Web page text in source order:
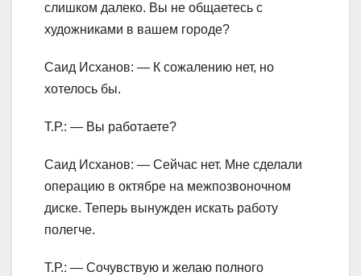
слишком далеко. Вы не общаетесь с
художниками в вашем городе?
Саид Исханов: — К сожалению нет, но
хотелось бы.
Т.Р.: — Вы работаете?
Саид Исханов: — Сейчас нет. Мне сделали
операцию в октябре на межпозвоночном
диске. Теперь вынужден искать работу
полегче.
Т.Р.: — Сочувствую и желаю полного